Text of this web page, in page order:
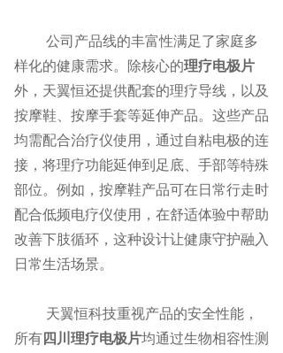
公司产品线的丰富性满足了家庭多
样化的健康需求。除核心的理疗电极片
外，天翼恒还提供配套的理疗导线，以及
按摩鞋、按摩手套等延伸产品。这些产品
均需配合治疗仪使用，通过自粘电极的连
接，将理疗功能延伸到足底、手部等特殊
部位。例如，按摩鞋产品可在日常行走时
配合低频电疗仪使用，在舒适体验中帮助
改善下肢循环，这种设计让健康守护融入
日常生活场景。
天翼恒科技重视产品的安全性能，
所有四川理疗电极片均通过生物相容性测